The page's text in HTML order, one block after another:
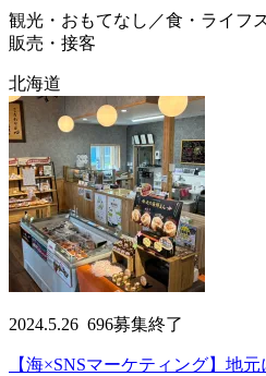
観光・おもてなし／食・ライフ
販売・接客
北海道
2024.5.26 696募集終了
【海×SNSマーケティング】地